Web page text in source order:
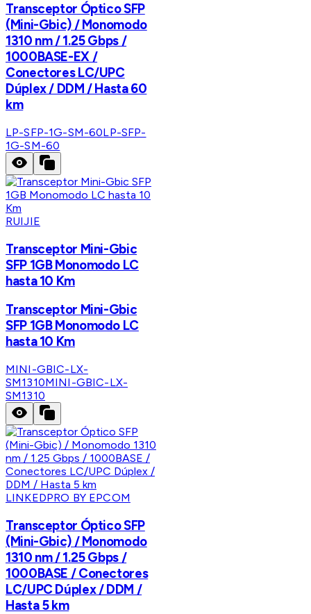
Transceptor Óptico SFP
(Mini-Gbic) / Monomodo
1310 nm / 1.25 Gbps /
1000BASE-EX /
Conectores LC/UPC
Dúplex / DDM / Hasta 60
km
LP-SFP-1G-SM-60LP-SFP-
1G-SM-60
RUIJIE
Transceptor Mini-Gbic
SFP 1GB Monomodo LC
hasta 10 Km
Transceptor Mini-Gbic
SFP 1GB Monomodo LC
hasta 10 Km
MINI-GBIC-LX-
SM1310MINI-GBIC-LX-
SM1310
LINKEDPRO BY EPCOM
Transceptor Óptico SFP
(Mini-Gbic) / Monomodo
1310 nm / 1.25 Gbps /
1000BASE / Conectores
LC/UPC Dúplex / DDM /
Hasta 5 km